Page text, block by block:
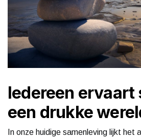
Iedereen ervaart
een drukke
In onze huidige samenleving lijkt het